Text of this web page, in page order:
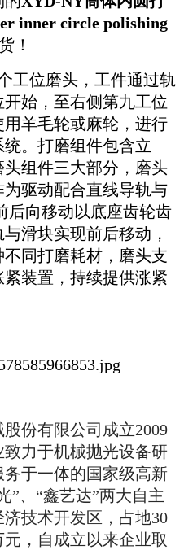
inner circle polishing
！
工位磨头， 工件通过轨
始，至右侧第九工位
羊毛轮或麻轮，进行
。打磨组件包含立
组件三大部分，磨头
驱动配合直线导轨与
后向移动以底座齿轮齿
滑块实现前后移动，
同打磨耗材，磨头支
装置，持续提供涨紧
份有限公司成立2009
力于机械抛光设备研
于一体的国家级高新
”、“鑫艺达”两大自主
技术开发区，占地30
，自成立以来企业取